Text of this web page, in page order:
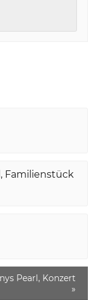
Familienstück
Pearl, Konzert
»